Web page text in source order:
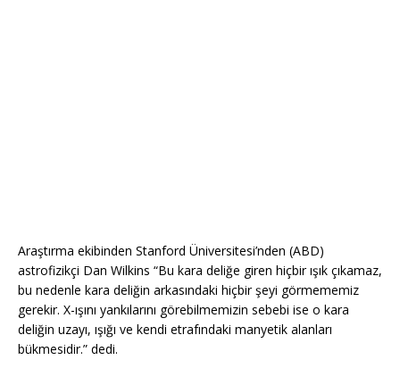
Araştırma ekibinden Stanford Üniversitesi’nden (ABD)
astrofizikçi Dan Wilkins “Bu kara deliğe giren hiçbir ışık çıkamaz,
bu nedenle kara deliğin arkasındaki hiçbir şeyi görmememiz
gerekir. X-ışını yankılarını görebilmemizin sebebi ise o kara
deliğin uzayı, ışığı ve kendi etrafındaki manyetik alanları
bükmesidir.” dedi.